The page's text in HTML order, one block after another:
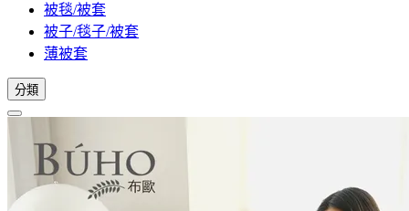
被毯/被套
被子/毯子/被套
薄被套
分類